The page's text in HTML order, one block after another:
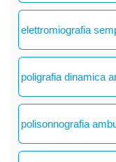
elettromiografia
poligrafia dinamica
polisonnografia